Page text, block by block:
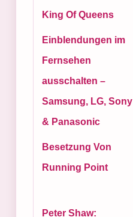
King Of Queens
Einblendungen im
Fernsehen
ausschalten –
Samsung, LG, Sony
& Panasonic
Besetzung Von
Running Point
Peter Shaw: